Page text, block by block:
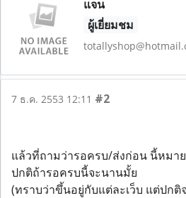
แจน
ผู้เยี่ยมชม
7 ธ.ค. 2553 12:11 #2
แล้วที่ถามว่ารอครบ/ส่งก่อน นี้หมา
ปกติถ้ารอครบนี้จะนานมั้ย
(ทราบว่าขึ้นอยู่กับแต่ละเว็บ แต่ปกติ